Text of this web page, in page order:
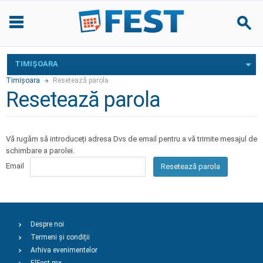
TIMIŞOARA
Timişoara Resetează parola
Resetează parola
Vă rugăm să introduceți adresa Dvs de email pentru a vă trimite mesajul de
schimbare a parolei.
Email
Resetează parola
Despre noi
Termeni și condiții
Arhiva evenimentelor